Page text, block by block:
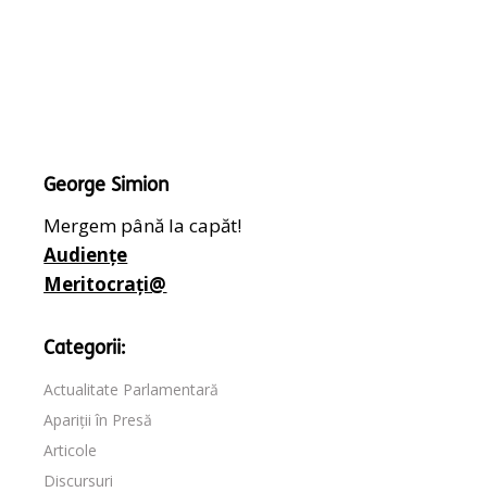
George Simion
Mergem până la capăt!
Audiențe
Meritocrați@
Categorii:
Actualitate Parlamentară
Apariții în Presă
Articole
Discursuri